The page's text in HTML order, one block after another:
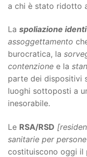
a chi è stato ridotto
La spoliazione
assoggettamento
burocratica, la
contenzione e la
parte dei dispositivi
luoghi sottoposti a
inesorabile.
Le RSA/RSD
sanitarie per
costituiscono oggi il